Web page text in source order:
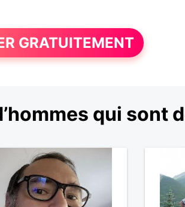
GRATUITEMENT
qui sont